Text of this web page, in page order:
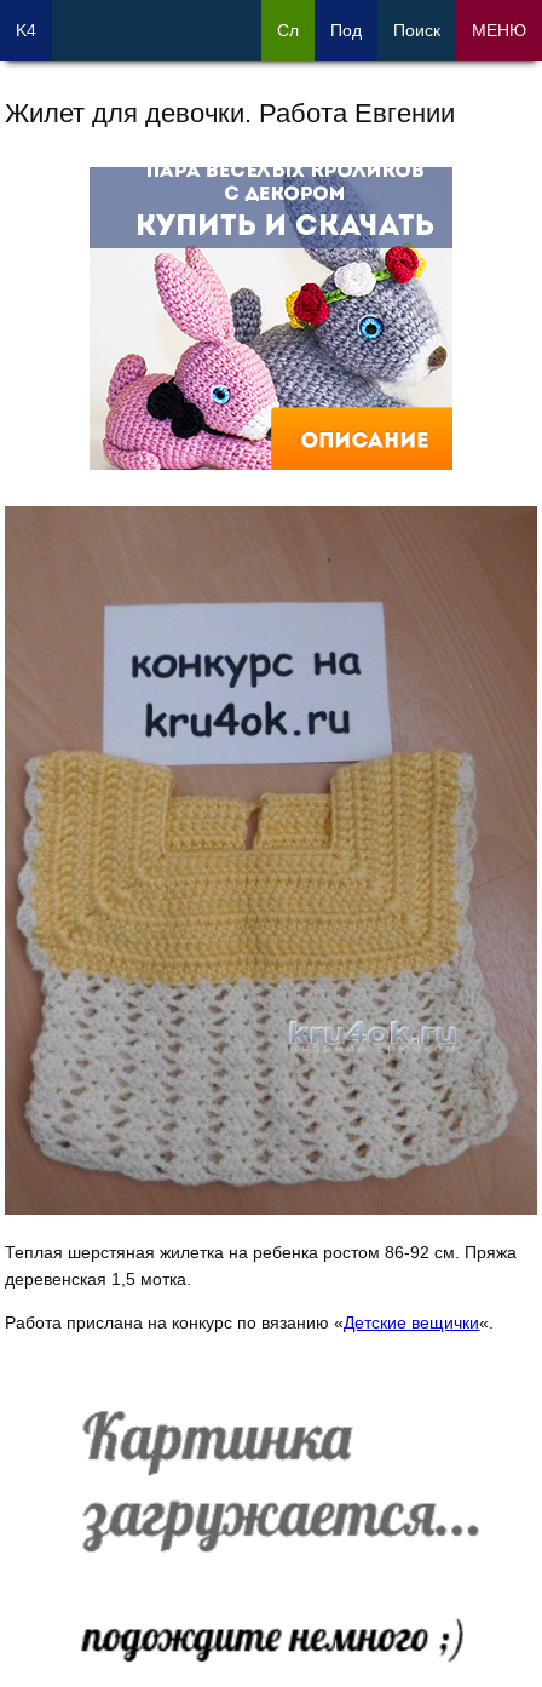
Жилет для девочки. Работа Евгении
Теплая шерстяная жилетка на ребенка ростом 86-92 см. Пряжа
деревенская 1,5 мотка.
Работа прислана на конкурс по вязанию «Детские вещички«.
K4 Сл Под Поиск МЕНЮ